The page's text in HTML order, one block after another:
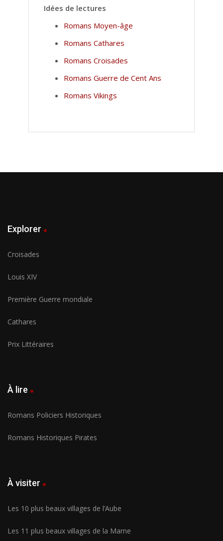
Idées de lectures
Romans Moyen-âge
Romans Cathares
Romans Croisades
Romans Guerre de Cent Ans
Romans Vikings
Explorer
Croisades
Louis XIV
Première Guerre mondiale
Cathares
Prix Littéraires
À lire
Romans Policiers Historiques
Romans Historiques Pirates
À visiter
Les 10 plus beaux villages de l’Aube
Les 11 plus beaux villages de la Marne